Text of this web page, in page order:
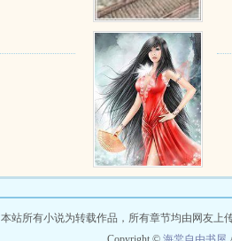
本站所有小说为转载作品，所有章节均由网友上